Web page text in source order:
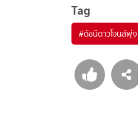
Tag
#ดัชนีดาวโจนส์พุ่ง